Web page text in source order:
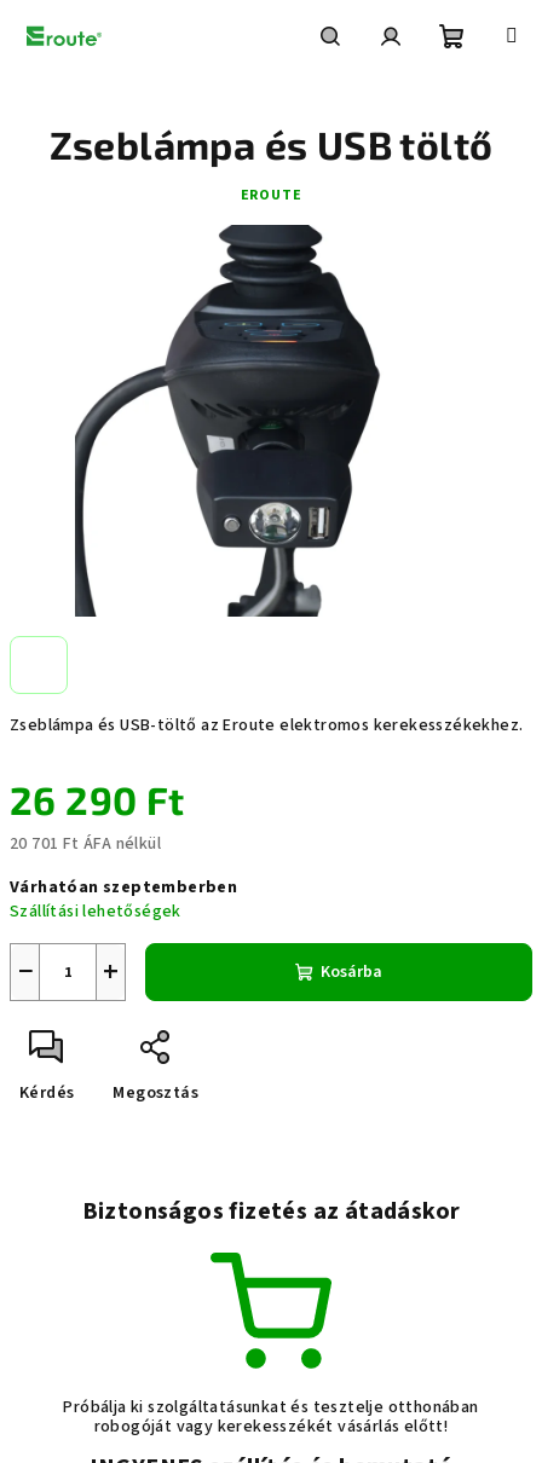
Zseblámpa és USB-töltő az Eroute elektromos kerekesszékekhez.
26 290 Ft
20 701 Ft ÁFA nélkül
Várhatóan szeptemberben
Szállítási lehetőségek
+
− Kosárba
Kérdés Megosztás
Zseblámpa és USB töltő
EROUTE
Biztonságos fizetés az átadáskor
Próbálja ki szolgáltatásunkat és tesztelje otthonában
robogóját vagy kerekesszékét vásárlás előtt!